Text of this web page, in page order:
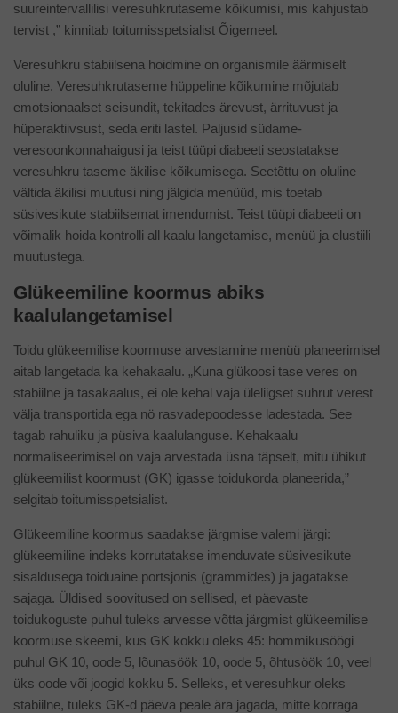
suureintervallilisi veresuhkrutaseme kõikumisi, mis kahjustab
tervist ,” kinnitab toitumisspetsialist Õigemeel.
Veresuhkru stabiilsena hoidmine on organismile äärmiselt
oluline. Veresuhkrutaseme hüppeline kõikumine mõjutab
emotsionaalset seisundit, tekitades ärevust, ärrituvust ja
hüperaktiivsust, seda eriti lastel. Paljusid südame-
veresoonkonnahaigusi ja teist tüüpi diabeeti seostatakse
veresuhkru taseme äkilise kõikumisega. Seetõttu on oluline
vältida äkilisi muutusi ning jälgida menüüd, mis toetab
süsivesikute stabiilsemat imendumist. Teist tüüpi diabeeti on
võimalik hoida kontrolli all kaalu langetamise, menüü ja elustiili
muutustega.
Glükeemiline koormus abiks
kaalulangetamisel
Toidu glükeemilise koormuse arvestamine menüü planeerimisel
aitab langetada ka kehakaalu. „Kuna glükoosi tase veres on
stabiilne ja tasakaalus, ei ole kehal vaja üleliigset suhrut verest
välja transportida ega nö rasvadepoodesse ladestada. See
tagab rahuliku ja püsiva kaalulanguse. Kehakaalu
normaliseerimisel on vaja arvestada üsna täpselt, mitu ühikut
glükeemilist koormust (GK) igasse toidukorda planeerida,”
selgitab toitumisspetsialist.
Glükeemiline koormus saadakse järgmise valemi järgi:
glükeemiline indeks korrutatakse imenduvate süsivesikute
sisaldusega toiduaine portsjonis (grammides) ja jagatakse
sajaga. Üldised soovitused on sellised, et päevaste
toidukoguste puhul tuleks arvesse võtta järgmist glükeemilise
koormuse skeemi, kus GK kokku oleks 45: hommikusöögi
puhul GK 10, oode 5, lõunasöök 10, oode 5, õhtusöök 10, veel
üks oode või joogid kokku 5. Selleks, et veresuhkur oleks
stabiilne, tuleks GK-d päeva peale ära jagada, mitte korraga